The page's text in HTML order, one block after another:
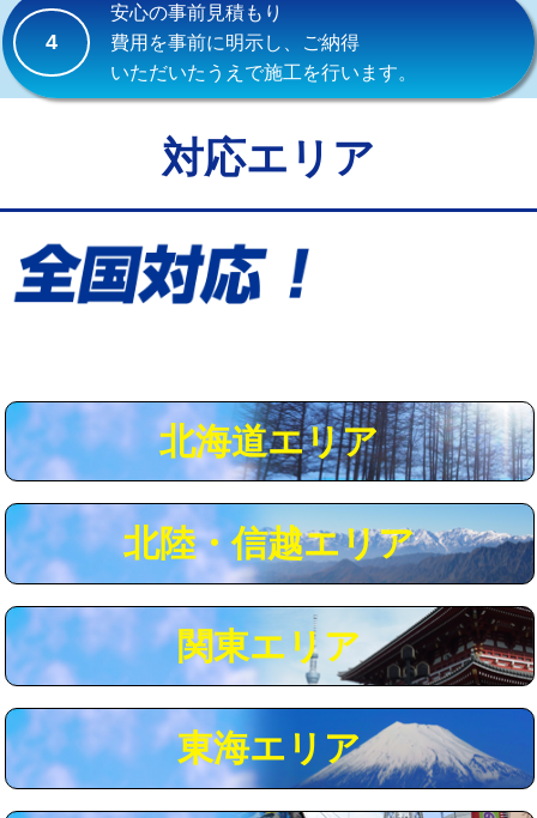
給水管工事※（ホール加工)
給水管工事※（バンド止め) 3,300円
給水管工事※（保温材使用（バンド止
5,500円
給水管工事※（土の掘削・埋め戻し作
業)
用（追加）/3ｍ超え)
給水管工事※（ライニング鋼管・銅
44,000円
給水管工事※（ライニング鋼管・銅
管・ポリ管・HT管使用/3ｍ超え)
+8,800円
マス交換（土の掘削・埋め戻し作業） 11,000円~
マス交換（深さ50㎝未満） 55,000円
マス交換（深さ50㎝以上） 66,000円
コンクリート斫り（厚さ10㎝まで） 27,500円
コンクリート斫り（厚さ10㎝超え） 38,500円
4
安心の事前見積もり
費用を事前に明示し、ご納得
いただいたうえで施工を行います。
対応エリア
北海道エリア
北陸・信越エリア
関東エリア
東海エリア